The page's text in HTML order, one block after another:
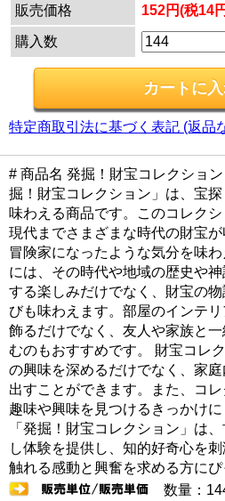
販売価格
152円(税14
購入数
特定商取引法に基づく表記 (返品
# 商品名 発掘！財宝コレクショ
掘！財宝コレクション」は、宝
味わえる商品です。このコレク
現代までさまざまな時代の財宝
冒険家になったような気分を味
には、その時代や地域の歴史や
する楽しみだけでなく、財宝の
びも味わえます。部屋のインテ
飾るだけでなく、友人や家族と
むのもおすすめです。 財宝コレ
の興味を深めるだけでなく、家
出すことができます。また、コ
趣味や興味を見つけるきっかけに
「発掘！財宝コレクション」は
し体験を提供し、知的好奇心を
触れる感動と興奮を求める方にぴ
数量：